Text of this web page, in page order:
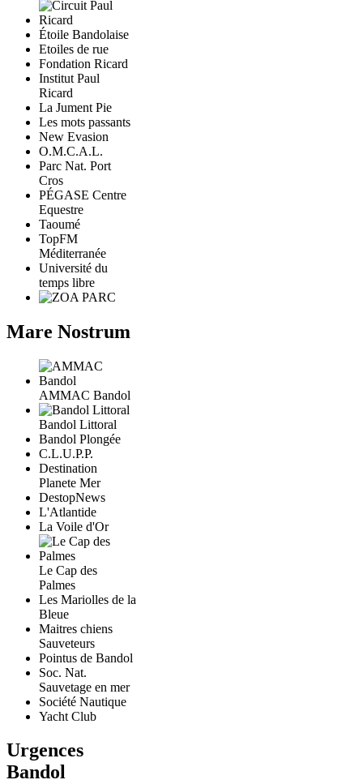
Étoile Bandolaise
Etoiles de rue
Fondation Ricard
Institut Paul
Ricard
La Jument Pie
Les mots passants
New Evasion
O.M.C.A.L.
Parc Nat. Port
Cros
PÉGASE Centre
Equestre
Taoumé
TopFM
Méditerranée
Université du
temps libre
Mare Nostrum
AMMAC Bandol
Bandol Littoral
Bandol Plongée
C.L.U.P.P.
Destination
Planete Mer
DestopNews
L'Atlantide
La Voile d'Or
Le Cap des
Palmes
Les Mariolles de la
Bleue
Maitres chiens
Sauveteurs
Pointus de Bandol
Soc. Nat.
Sauvetage en mer
Société Nautique
Yacht Club
Urgences
Bandol